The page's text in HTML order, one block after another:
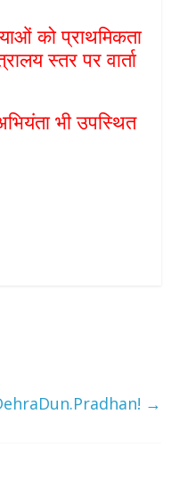
को प्राथमिकता
स्तर पर वार्ता
भी उपस्थित
→